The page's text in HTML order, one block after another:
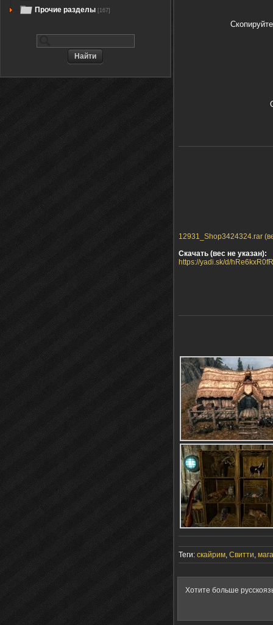
Прочие разделы [167]
12931_Shop3424324.rar
Скачать (вес не указан):
https://yadi.sk/d/
Теги: скайрим, Свитти,
Хотите больше